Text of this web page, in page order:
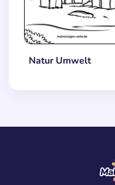
Natur Umwelt